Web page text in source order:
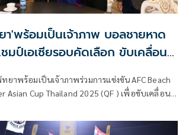
'พร้อมเป็นเจ้าภาพ บอลชายหาด
มป์เอเซียรอบคัดเลือก ขับเคลื่อน
แห่งกีฬา
ทยาพร้อมเป็นเจ้าภาพร่วมการแข่งขัน AFC Beach
Asian Cup Thailand 2025 (QF ) เพื่อขับเคลื่อน